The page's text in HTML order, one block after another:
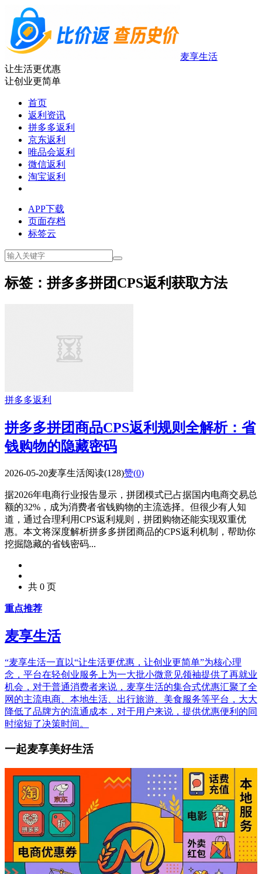
麦享生活
让生活更优惠
让创业更简单
首页
返利资讯
拼多多返利
京东返利
唯品会返利
微信返利
淘宝返利
APP下载
页面存档
标签云
标签：拼多多拼团CPS返利获取方法
拼多多返利
拼多多拼团商品CPS返利规则全解析：省
钱购物的隐藏密码
2026-05-20麦享生活阅读(128)赞(0)
据2026年电商行业报告显示，拼团模式已占据国内电商交易总
额的32%，成为消费者省钱购物的主流选择。但很少有人知
道，通过合理利用CPS返利规则，拼团购物还能实现双重优
惠。本文将深度解析拼多多拼团商品的CPS返利机制，帮助你
挖掘隐藏的省钱密码...
共 0 页
重点推荐
麦享生活
“麦享生活一直以“让生活更优惠，让创业更简单”为核心理
念，平台在轻创业服务上为一大批小微意见领袖提供了再就业
机会，对于普通消费者来说，麦享生活的集合式优惠汇聚了全
网的主流电商、本地生活、出行旅游、美食服务等平台，大大
降低了品牌方的流通成本，对于用户来说，提供优惠便利的同
时缩短了决策时间。
一起麦享美好生活